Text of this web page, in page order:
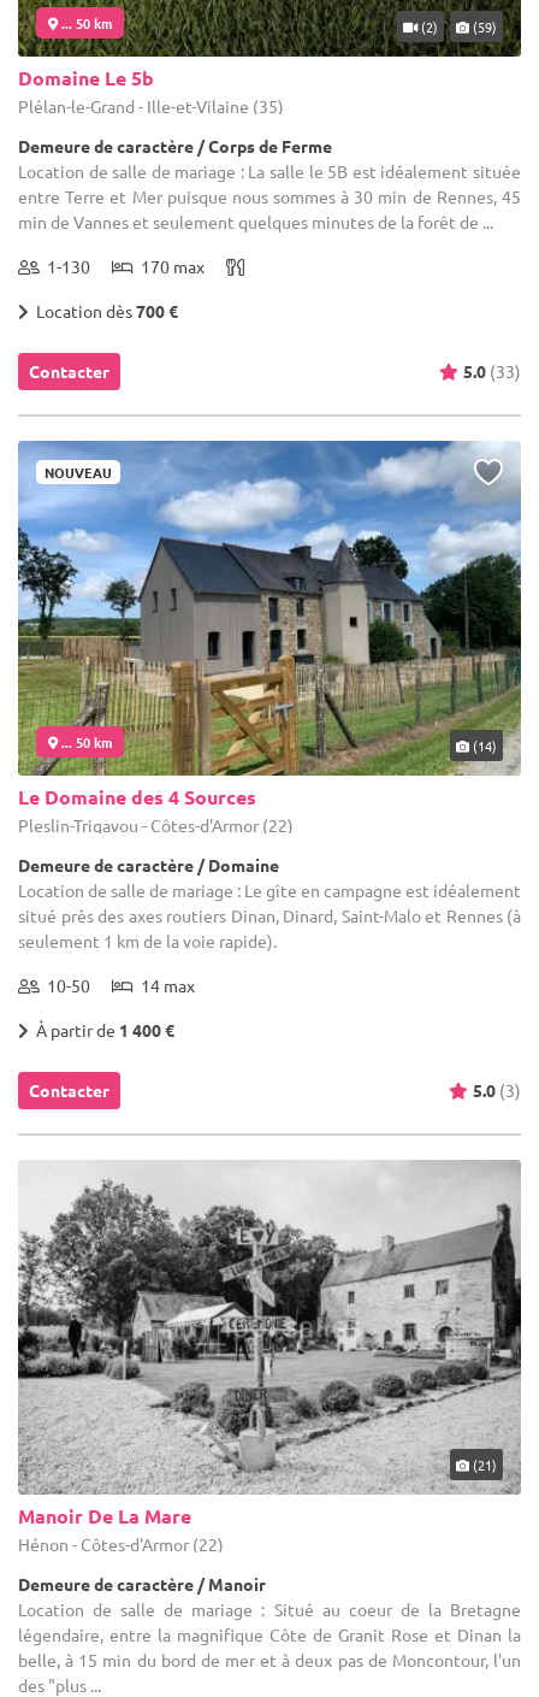
... 50 km (2) (59)
Domaine Le 5b
Plélan-le-Grand - Ille-et-Vilaine (35)
Demeure de caractère / Corps de Ferme
Location de salle de mariage : La salle le 5B est idéalement située
entre Terre et Mer puisque nous sommes à 30 min de Rennes, 45
min de Vannes et seulement quelques minutes de la forêt de ...
1-130 170 max
Location dès700 €
Contacter 5.0 (33)
NOUVEAU
... 50 km (14)
Le Domaine des 4 Sources
Pleslin-Trigavou - Côtes-d'Armor (22)
Demeure de caractère / Domaine
Location de salle de mariage : Le gîte en campagne est idéalement
situé près des axes routiers Dinan, Dinard, Saint-Malo et Rennes (à
seulement 1 km de la voie rapide).
10-50 14 max
À partir de 1 400 €
Contacter 5.0 (3)
(21)
Manoir De La Mare
Hénon - Côtes-d'Armor (22)
Demeure de caractère / Manoir
Location de salle de mariage : Situé au coeur de la Bretagne
légendaire, entre la magnifique Côte de Granit Rose et Dinan la
belle, à 15 min du bord de mer et à deux pas de Moncontour, l'un
des "plus ...